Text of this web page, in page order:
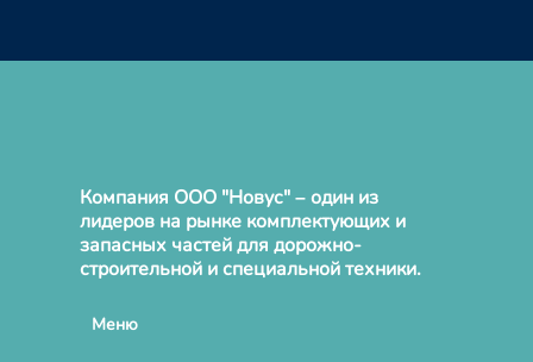
Компания ООО "Новус" – один из
лидеров на рынке комплектующих и
запасных частей для дорожно-
строительной и специальной техники.
Меню